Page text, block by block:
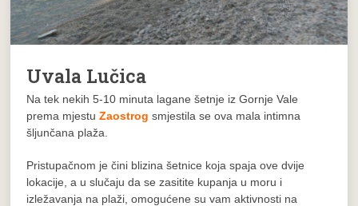
Uvala Lučica
Na tek nekih 5-10 minuta lagane šetnje iz Gornje Vale
prema mjestuZaostrog smjestila se ova mala intimna
šljunčana plaža.
Pristupačnom je čini blizina šetnice koja spaja ove dvije
lokacije, a u slučaju da se zasitite kupanja u moru i
izležavanja na plaži, omogućene su vam aktivnosti na